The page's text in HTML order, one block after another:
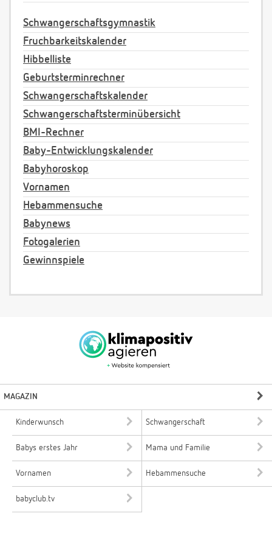
Schwangerschaftsgymnastik
Fruchbarkeitskalender
Hibbelliste
Geburtsterminrechner
Schwangerschaftskalender
Schwangerschaftsterminübersicht
BMI-Rechner
Baby-Entwicklungskalender
Babyhoroskop
Vornamen
Hebammensuche
Babynews
Fotogalerien
Gewinnspiele
MAGAZIN
Kinderwunsch Schwangerschaft
Babys erstes Jahr Mama und Familie
Vornamen Hebammensuche
babyclub.tv